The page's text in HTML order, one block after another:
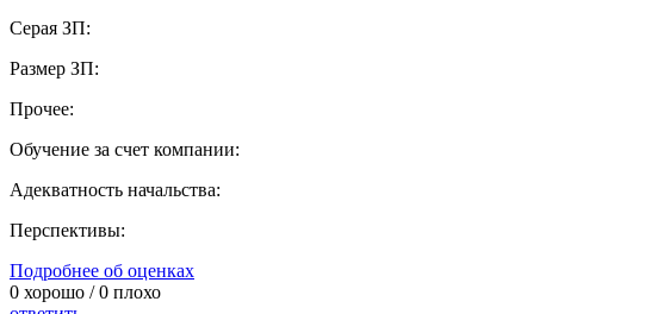
Серая ЗП:
Размер ЗП:
Прочее:
Обучение за счет компании:
Адекватность начальства:
Перспективы:
Подробнее об оценках
0 хорошо /0 плохо